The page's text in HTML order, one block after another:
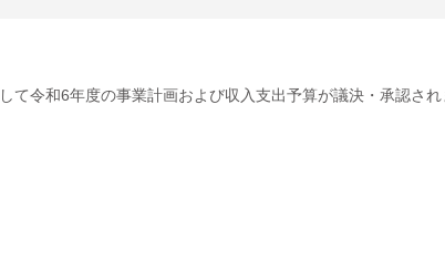
て令和6年度の事業計画および収入支出予算が議決・承認さ